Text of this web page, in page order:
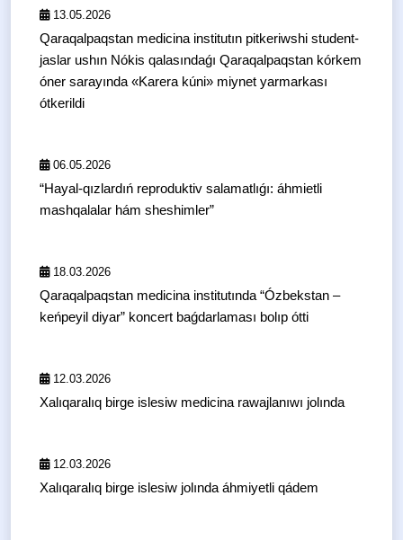
13.05.2026
Qaraqalpaqstan medicina institutın pitkeriwshi student-
jaslar ushın Nókis qalasındaǵı Qaraqalpaqstan kórkem
óner sarayında «Karera kúni» miynet yarmarkası
ótkerildi
06.05.2026
“Hayal-qızlardıń reproduktiv salamatlıǵı: áhmietli
mashqalalar hám sheshimler”
18.03.2026
Qaraqalpaqstan medicina institutında “Ózbekstan –
keńpeyil diyar” koncert baǵdarlaması bolıp ótti
12.03.2026
Xalıqaralıq birge islesiw medicina rawajlanıwı jolında
12.03.2026
Xalıqaralıq birge islesiw jolında áhmiyetli qádem